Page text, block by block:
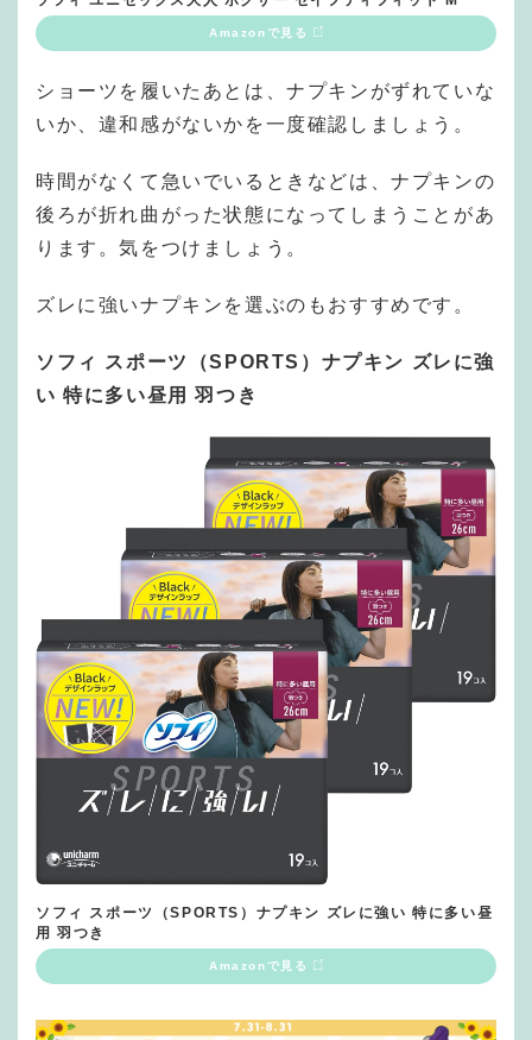
Amazonで見る
ショーツを履いたあとは、ナプキンがずれていな
いか、違和感がないかを一度確認しましょう。
時間がなくて急いでいるときなどは、ナプキンの
後ろが折れ曲がった状態になってしまうことがあ
ります。気をつけましょう。
ズレに強いナプキンを選ぶのもおすすめです。
ソフィ スポーツ（SPORTS）ナプキン ズレに強
い 特に多い昼用 羽つき
ソフィ スポーツ（SPORTS）ナプキン ズレに強い 特に多い昼
用 羽つき
Amazonで見る